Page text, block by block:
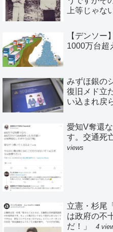
上等じゃな
【デンソー
1000万台超
みずほ銀の
復旧メド立
い込まれ戻
愛知V奪還
す。交通死
views
立憲・杉尾
は政府の不
だ！」
4